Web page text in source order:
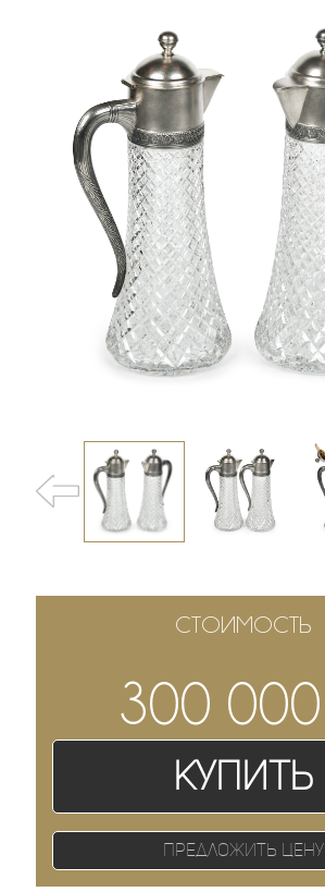
СТОИМОСТЬ
300 000
Купить
Предложить цену